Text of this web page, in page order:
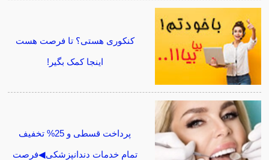
کنکوری هستی؟ تا فرصت هست
اینجا کمک بگیر!
پرداخت قسطی و 25% تخفیف
تمام خدمات دندانپزشکی◀فرصت